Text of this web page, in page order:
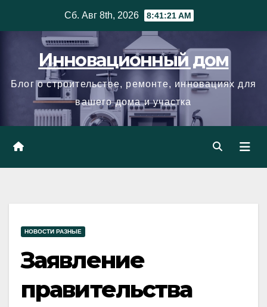
Сб. Авг 8th, 2026 8:41:21 AM
Инновационный дом
Блог о строительстве, ремонте, инновациях для
вашего дома и участка
НОВОСТИ РАЗНЫЕ
Заявление
правительства